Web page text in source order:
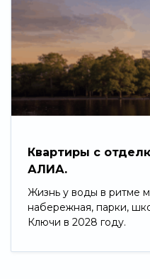
Квартиры с
АЛИА.
Жизнь у воды в ритме
набережная, парки,
Ключи в 2028 году.